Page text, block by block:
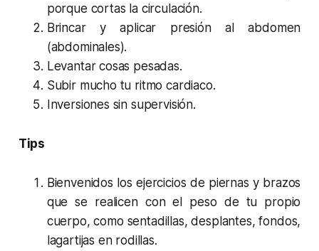
porque cortas la circulación.
Brincar y aplicar presión al abdomen
(abdominales).
Levantar cosas pesadas.
Subir mucho tu ritmo cardiaco.
Inversiones sin supervisión.
Tips
Bienvenidos los ejercicios de piernas y brazos
que se realicen con el peso de tu propio
cuerpo, como sentadillas, desplantes, fondos,
lagartijas en rodillas.